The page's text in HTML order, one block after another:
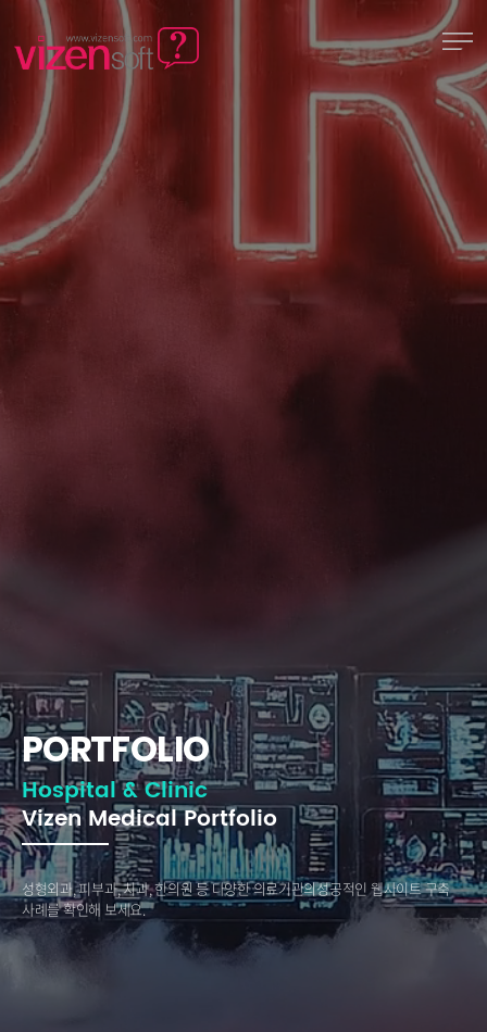
PORTFOLIO
Hospital & Clinic
Vizen Medical Portfolio
성형외과, 피부과, 치과, 한의원 등 다양한 의료기관의성공적인 웹사이트 구축
사례를 확인해 보세요.